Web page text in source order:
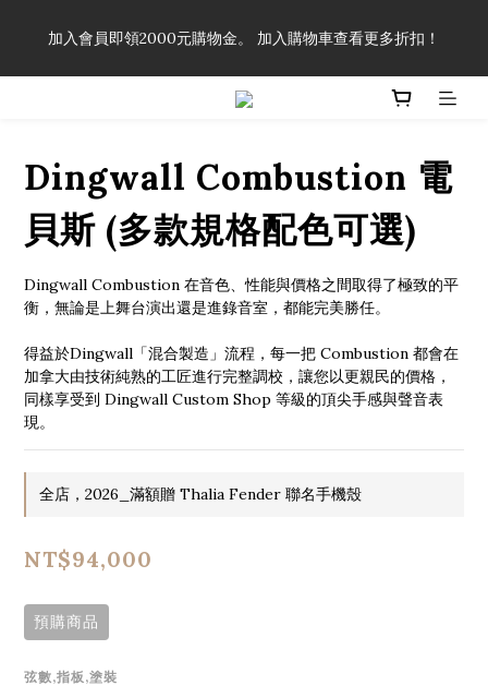
享有弦線、配件終生89折優惠！
加入會員即領2000元購物金。 加入購物車查看更多折扣！
「一生弦命！」單筆購買弦線、配件滿$999（不含運費），即可
Dingwall Combustion 電
貝斯 (多款規格配色可選)
Dingwall Combustion 在音色、性能與價格之間取得了極致的平
衡，無論是上舞台演出還是進錄音室，都能完美勝任。
得益於Dingwall「混合製造」流程，每一把 Combustion 都會在
加拿大由技術純熟的工匠進行完整調校，讓您以更親民的價格，
同樣享受到 Dingwall Custom Shop 等級的頂尖手感與聲音表
現。
全店，2026_滿額贈 Thalia Fender 聯名手機殼
NT$94,000
預購商品
弦數,指板,塗裝